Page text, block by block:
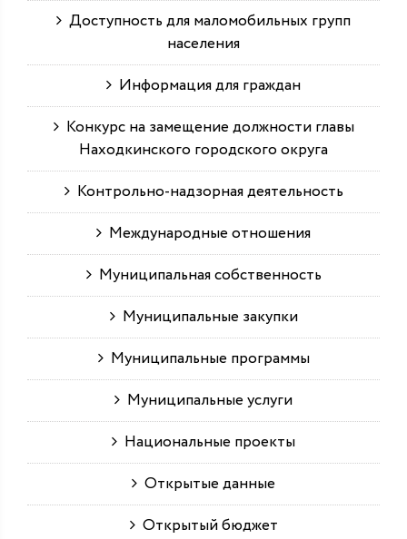
Доступность для маломобильных групп
населения
Информация для граждан
Конкурс на замещение должности главы
Находкинского городского округа
Контрольно-надзорная деятельность
Международные отношения
Муниципальная собственность
Муниципальные закупки
Муниципальные программы
Муниципальные услуги
Национальные проекты
Открытые данные
Открытый бюджет